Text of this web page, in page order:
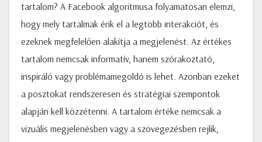
tartalom? A Facebook algoritmusa folyamatosan elemzi,
hogy mely tartalmak érik el a legtöbb interakciót, és
ezeknek megfelelően alakítja a megjelenést. Az értékes
tartalom nemcsak informatív, hanem szórakoztató,
inspiráló vagy problémamegoldó is lehet. Azonban ezeket
a posztokat rendszeresen és stratégiai szempontok
alapján kell közzétenni. A tartalom értéke nemcsak a
vizuális megjelenésben vagy a szövegezésben rejlik,